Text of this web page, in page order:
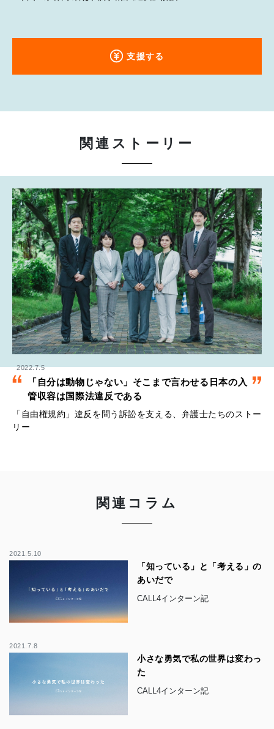
支援する
関連ストーリー
2022.7.5
「自分は動物じゃない」そこまで言わせる日本の入
管収容は国際法違反である
「自由権規約」違反を問う訴訟を支える、弁護士たちのストー
リー
関連コラム
2021.5.10
「知っている」と「考える」の
あいだで
CALL4インターン記
2021.7.8
小さな勇気で私の世界は変わっ
た
CALL4インターン記